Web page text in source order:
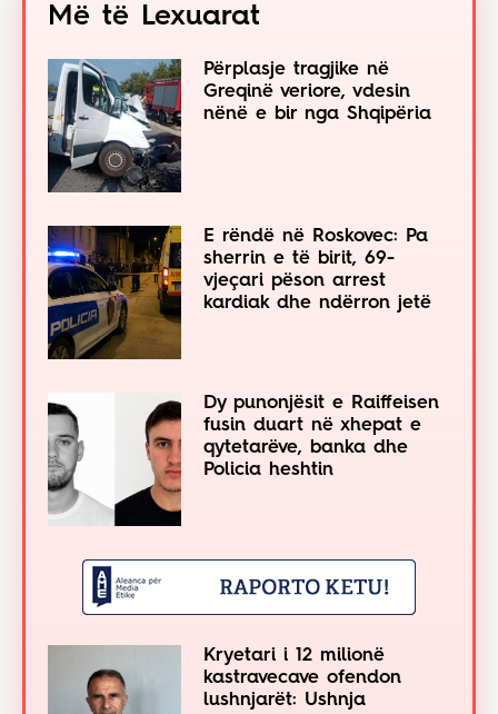
Më të Lexuarat
Përplasje tragjike në
Greqinë veriore, vdesin
nënë e bir nga Shqipëria
E rëndë në Roskovec: Pa
sherrin e të birit, 69-
vjeçari pëson arrest
kardiak dhe ndërron jetë
Dy punonjësit e Raiffeisen
fusin duart në xhepat e
qytetarëve, banka dhe
Policia heshtin
Kryetari i 12 milionë
kastravecave ofendon
lushnjarët: Ushnja